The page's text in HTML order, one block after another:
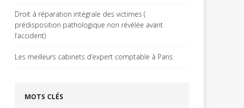
Droit à réparation intégrale des victimes (
prédisposition pathologique non révélée avant
l’accident)
Les meilleurs cabinets d’expert comptable à Paris
MOTS CLÉS